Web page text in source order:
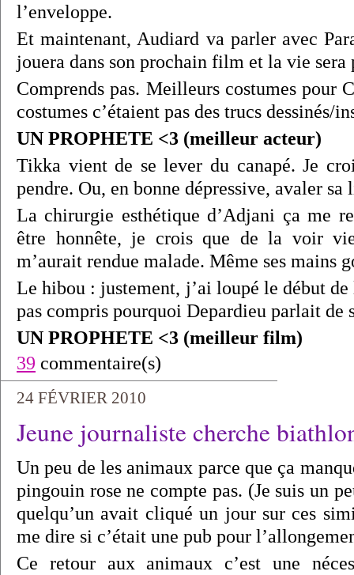
l’enveloppe.
Et maintenant, Audiard va parler avec
jouera dans son prochain film et la vie sera
Comprends pas. Meilleurs costumes pour
costumes c’étaient pas des trucs dessinés/
UN PROPHETE <3 (meilleur acteur)
Tikka vient de se lever du canapé. Je
pendre. Ou, en bonne dépressive, avaler sa
La chirurgie esthétique d’Adjani ça me
être honnête, je crois que de la voir
m’aurait rendue malade. Même ses mains
Le hibou : justement, j’ai loupé le début
pas compris pourquoi Depardieu parlait de
UN PROPHETE <3 (meilleur film)
39 commentaire(s)
24 FÉVRIER 2010
Jeune journaliste cherche
Un peu de les animaux parce que ça
pingouin rose ne compte pas. (Je suis un
quelqu’un avait cliqué un jour sur ces
me dire si c’était une pub pour
Ce retour aux animaux c’est une